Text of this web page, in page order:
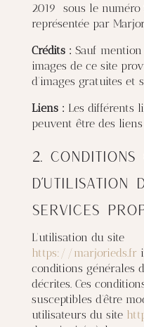
2019 sous le numéro
représentée par
Crédits : Sauf
images de ce site
d’images gratuites et
Liens : Les différents
peuvent être des
2.
d’utilisation
services
L’utilisation du site
https://marjorieds.fr
conditions générales
décrites. Ces
susceptibles d’être
utilisateurs du site